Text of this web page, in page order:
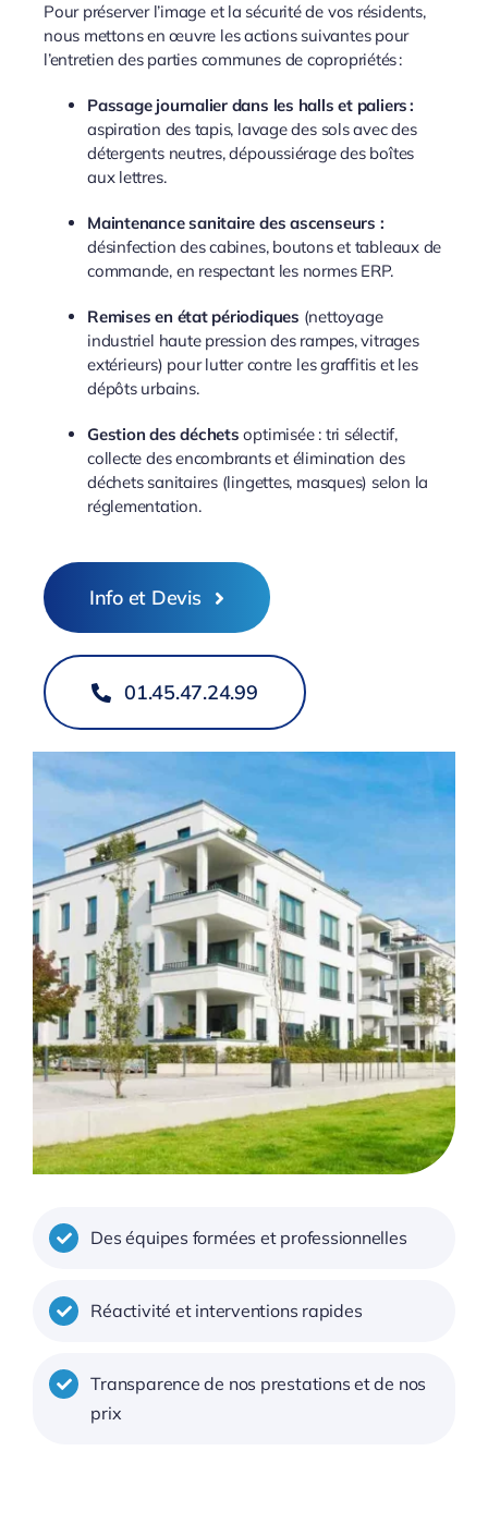
Pour préserver l’image et la sécurité de vos résidents,
nous mettons en œuvre les actions suivantes pour
l’entretien des parties communes de copropriétés :
Passage journalier dans les halls et paliers :
aspiration des tapis, lavage des sols avec des
détergents neutres, dépoussiérage des boîtes
aux lettres.
Maintenance sanitaire des ascenseurs :
désinfection des cabines, boutons et tableaux de
commande, en respectant les normes ERP.
Remises en état périodiques (nettoyage
industriel haute pression des rampes, vitrages
extérieurs) pour lutter contre les graffitis et les
dépôts urbains.
Gestion des déchets optimisée : tri sélectif,
collecte des encombrants et élimination des
déchets sanitaires (lingettes, masques) selon la
réglementation.
Info et Devis
01.45.47.24.99
Des équipes formées et professionnelles
Réactivité et interventions rapides
Transparence de nos prestations et de nos
prix